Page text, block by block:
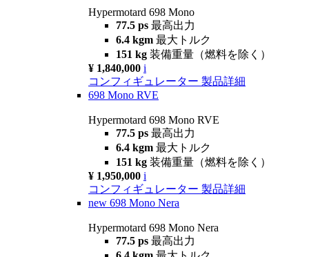
Hypermotard 698 Mono
77.5 ps 最高出力
6.4 kgm 最大トルク
151 kg 装備重量（燃料を除く）
¥ 1,840,000 i
コンフィギュレーター 製品詳細
698 Mono RVE
Hypermotard 698 Mono RVE
77.5 ps 最高出力
6.4 kgm 最大トルク
151 kg 装備重量（燃料を除く）
¥ 1,950,000 i
コンフィギュレーター 製品詳細
new 698 Mono Nera
Hypermotard 698 Mono Nera
77.5 ps 最高出力